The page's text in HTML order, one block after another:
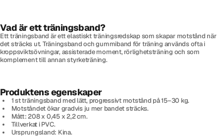
Vad är ett träningsband?
Ett träningsband är ett elastiskt träningsredskap som skapar motstånd när
det sträcks ut. Träningsband och gummiband för träning används ofta i
kroppsviktsövningar, assisterade moment, rörlighetsträning och som
komplement till annan styrketräning.
Produktens egenskaper
1 st träningsband med lätt, progressivt motstånd på 15–30 kg.
Motståndet ökar gradvis ju mer bandet sträcks.
Mått: 208 x 0,45 x 2,2 cm.
Tillverkat i PVC.
Ursprungsland: Kina.